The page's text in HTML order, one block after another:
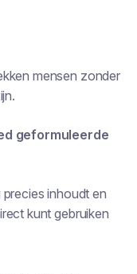
mensen zonder
geformuleerde
inhoudt en
kunt gebruiken